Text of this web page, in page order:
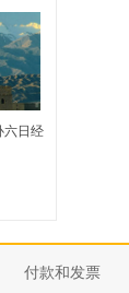
六日经
付款和发票